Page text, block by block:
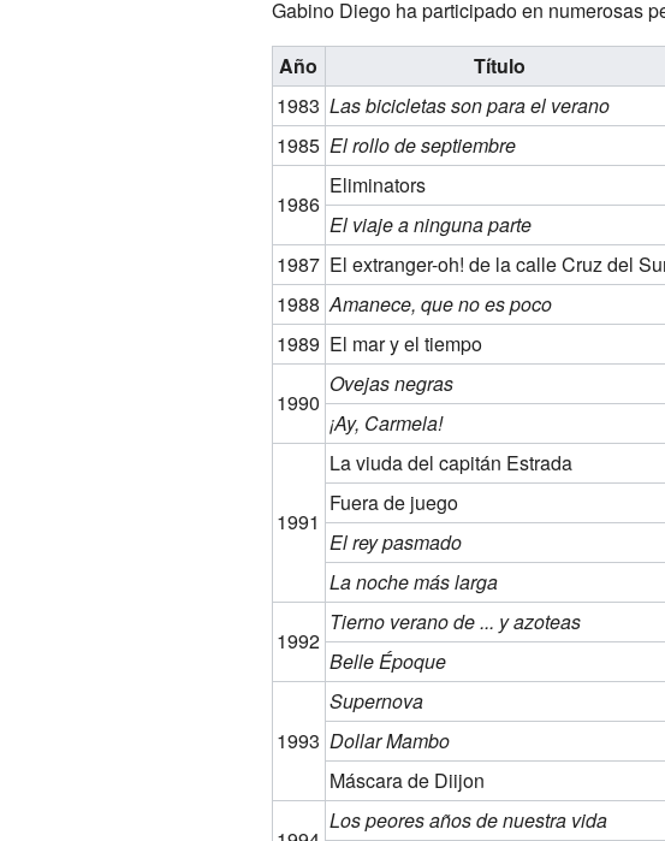
Gabino Diego ha participado en numerosas
Año
Título
1983 Las bicicletas son para el verano
1985 El rollo de septiembre
1986
Eliminators
El viaje a ninguna parte
1987 El extranger-oh! de la calle Cruz del
1988 Amanece, que no es poco
1989 El mar y el tiempo
1990
Ovejas negras
¡Ay, Carmela!
1991
La viuda del capitán Estrada
Fuera de juego
El rey pasmado
La noche más larga
1992
Tierno verano de ... y azoteas
Belle Époque
1993
Supernova
Dollar Mambo
Máscara de Diijon
Los peores años de nuestra vida